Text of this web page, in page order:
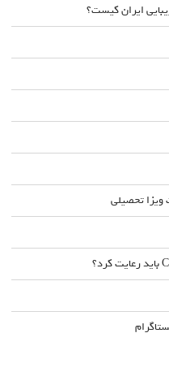
ایران کیست؟
تحصیلی